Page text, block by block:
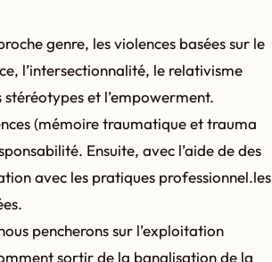
genre, les violences basées sur le
l’intersectionnalité, le relativisme
et l’empowerment.
(mémoire traumatique et trauma
Ensuite, avec l’aide de des
avec les pratiques professionnel.les
pencherons sur l’exploitation
sortir de la banalisation de la